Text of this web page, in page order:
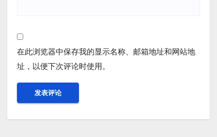
在此浏览器中保存我的显示名称、邮箱地址和网站地
址，以便下次评论时使用。